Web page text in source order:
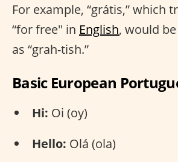
For example, “grátis,” which
“for free" in English, would
as “grah-tish.”
Basic European
Hi: Oi (oy)
Hello: Olá (ola)